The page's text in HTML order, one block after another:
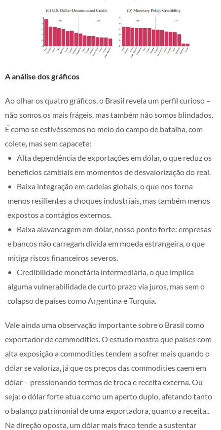
A análise dos gráficos
Ao olhar os quatro gráficos, o Brasil revela um perfil curioso –
não somos os mais frágeis, mas também não somos blindados.
É como se estivéssemos no meio do campo de batalha, com
colete, mas sem capacete:
Alta dependência de exportações em dólar, o que reduz os
benefícios cambiais em momentos de desvalorização do real.
Baixa integração em cadeias globais, o que nos torna
menos resilientes a choques industriais, mas também menos
expostos a contágios externos.
Baixa alavancagem em dólar, nosso ponto forte: empresas
e bancos não carregam dívida em moeda estrangeira, o que
mitiga riscos financeiros severos.
Credibilidade monetária intermediária, o que implica
alguma vulnerabilidade de curto prazo via juros, mas sem o
colapso de países como Argentina e Turquia.
Vale ainda uma observação importante sobre o Brasil como
exportador de commodities. O estudo mostra que países com
alta exposição a commodities tendem a sofrer mais quando o
dólar se valoriza, já que os preços das commodities caem em
dólar – pressionando termos de troca e receita externa. Ou
seja: o dólar forte atua como um aperto duplo, afetando tanto
o balanço patrimonial de uma exportadora, quanto a receita..
Na direção oposta, um dólar mais fraco tende a sustentar